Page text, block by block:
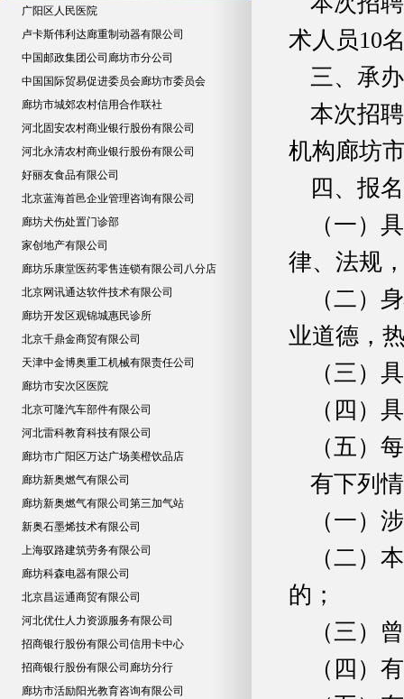
术人员10
三、承
本次招
机构廊坊
四、报
（一）
律、法规
（二）
业道德，
（三）
（四）
（五）
有下列
（一）
（二）
的；
（三）
（四）
广阳区人民医院
卢卡斯伟利达廊重制动器有限公司
中国邮政集团公司廊坊市分公司
中国国际贸易促进委员会廊坊市委员会
廊坊市城郊农村信用合作联社
河北固安农村商业银行股份有限公司
河北永清农村商业银行股份有限公司
好丽友食品有限公司
北京蓝海首邑企业管理咨询有限公司
廊坊犬伤处置门诊部
家创地产有限公司
廊坊乐康堂医药零售连锁有限公司八分店
北京网讯通达软件技术有限公司
廊坊开发区观锦城惠民诊所
北京千鼎金商贸有限公司
天津中金博奥重工机械有限责任公司
廊坊市安次区医院
北京可隆汽车部件有限公司
河北雷科教育科技有限公司
廊坊市广阳区万达广场美橙饮品店
廊坊新奥燃气有限公司
廊坊新奥燃气有限公司第三加气站
新奥石墨烯技术有限公司
上海驭路建筑劳务有限公司
廊坊科森电器有限公司
北京昌运通商贸有限公司
河北优仕人力资源服务有限公司
招商银行股份有限公司信用卡中心
招商银行股份有限公司廊坊分行
廊坊市活励阳光教育咨询有限公司